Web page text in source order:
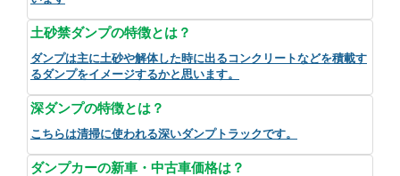
土砂禁ダンプの特徴とは？
ダンプは主に土砂や解体した時に出るコンクリートなどを積載す
るダンプをイメージするかと思います。
深ダンプの特徴とは？
こちらは清掃に使われる深いダンプトラックです。
ダンプカーの新車・中古車価格は？